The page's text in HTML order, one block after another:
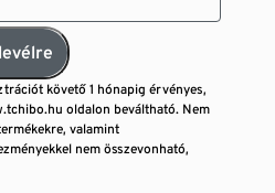
követő 1 hónapig érvényes,
oldalon beváltható. Nem
valamint
nem összevonható,